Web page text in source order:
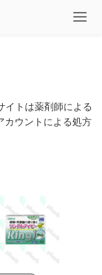
イトは薬剤師による
カウントによる処方